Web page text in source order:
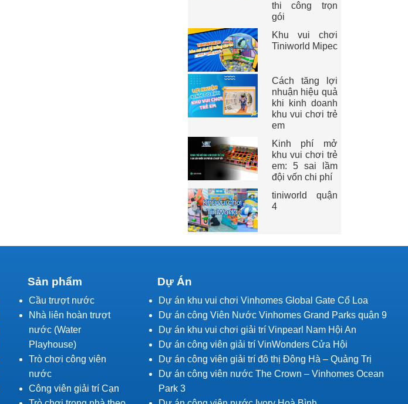
thi công trọn
gói
Khu vui chơi
Tiniworld Mipec
Cách tăng lợi
nhuận hiệu quả
khi kinh doanh
khu vui chơi trẻ
em
Kinh phí mở
khu vui chơi trẻ
em: 5 sai lầm
đội vốn chi phí
tiniworld quận
4
Sản phẩm
Cầu trượt nước
Nhà liên hoàn trượt
nước (Water
Playhouse)
Trò chơi công viên
nước
Công viên giải trí Cạn
Dự Án
Dự án khu vui chơi Vinhomes Global Gate Cổ Loa
Dự án công Viên Nước Vinhomes Grand Parks quận 9
Dự án khu vui chơi giải trí Vinpearl Nam Hội An
Dự án công viên giải trí VinWonders Cửa Hội
Dự án công viên giải trí đô thị Đông Hà – Quảng Trị
Dự án công viên nước The Crown – Vinhomes Ocean
Park 3